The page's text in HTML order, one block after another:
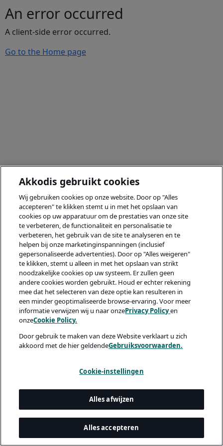
An error occurred
A client-side error occurred.
Go to the Home page
Akkodis gebruikt cookies
Wij gebruiken cookies op onze website. Door op "Alles
accepteren" te klikken stemt u in met het opslaan van
cookies op uw apparatuur om de prestaties van onze site
te verbeteren, de functionaliteit en personalisatie te
verbeteren, het gebruik van de site te analyseren en te
helpen bij onze marketinginspanningen (inclusief
gepersonaliseerde advertenties). Door op "Alles weigeren"
te klikken, stemt u alleen in met het opslaan van strikt
noodzakelijke cookies op uw systeem. Er zullen geen
andere cookies worden gebruikt. Houd er echter rekening
mee dat het selecteren van deze optie kan resulteren in
een minder geoptimaliseerde browse-ervaring. Voor meer
informatie verwijzen wij u naar onzePrivacy Policyen
onzeCookie Policy.
Door gebruik te maken van deze Website verklaart u zich
akkoord met de hier geldendeGebruiksvoorwaarden.
Cookie-instellingen
Alles afwijzen
Alles accepteren